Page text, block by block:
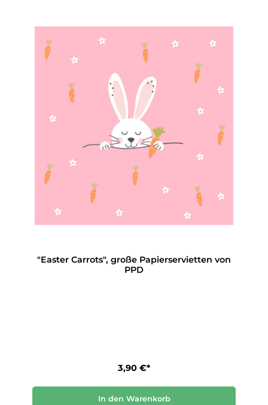
"Easter Carrots", große Papierservietten von
PPD
3,90 €*
In den Warenkorb